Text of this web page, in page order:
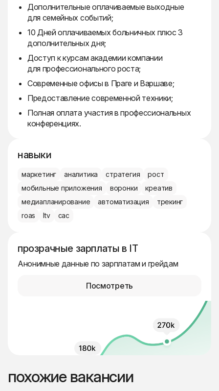
Дополнительные оплачиваемые выходные
для семейных событий;
10 Дней оплачиваемых больничных плюс 3
дополнительных дня;
Доступ к курсам академии компании
для профессионального роста;
Современные офисы в Праге и Варшаве;
Предоставление современной техники;
Полная оплата участия в профессиональных
конференциях.
навыки
маркетинг аналитика стратегия
рост
мобильные приложения
воронки
креатив
медиапланирование
автоматизация
трекинг
roas
ltv cac
прозрачные зарплаты в IT
Анонимные данные по зарплатам и грейдам
Посмотреть
похожие вакансии